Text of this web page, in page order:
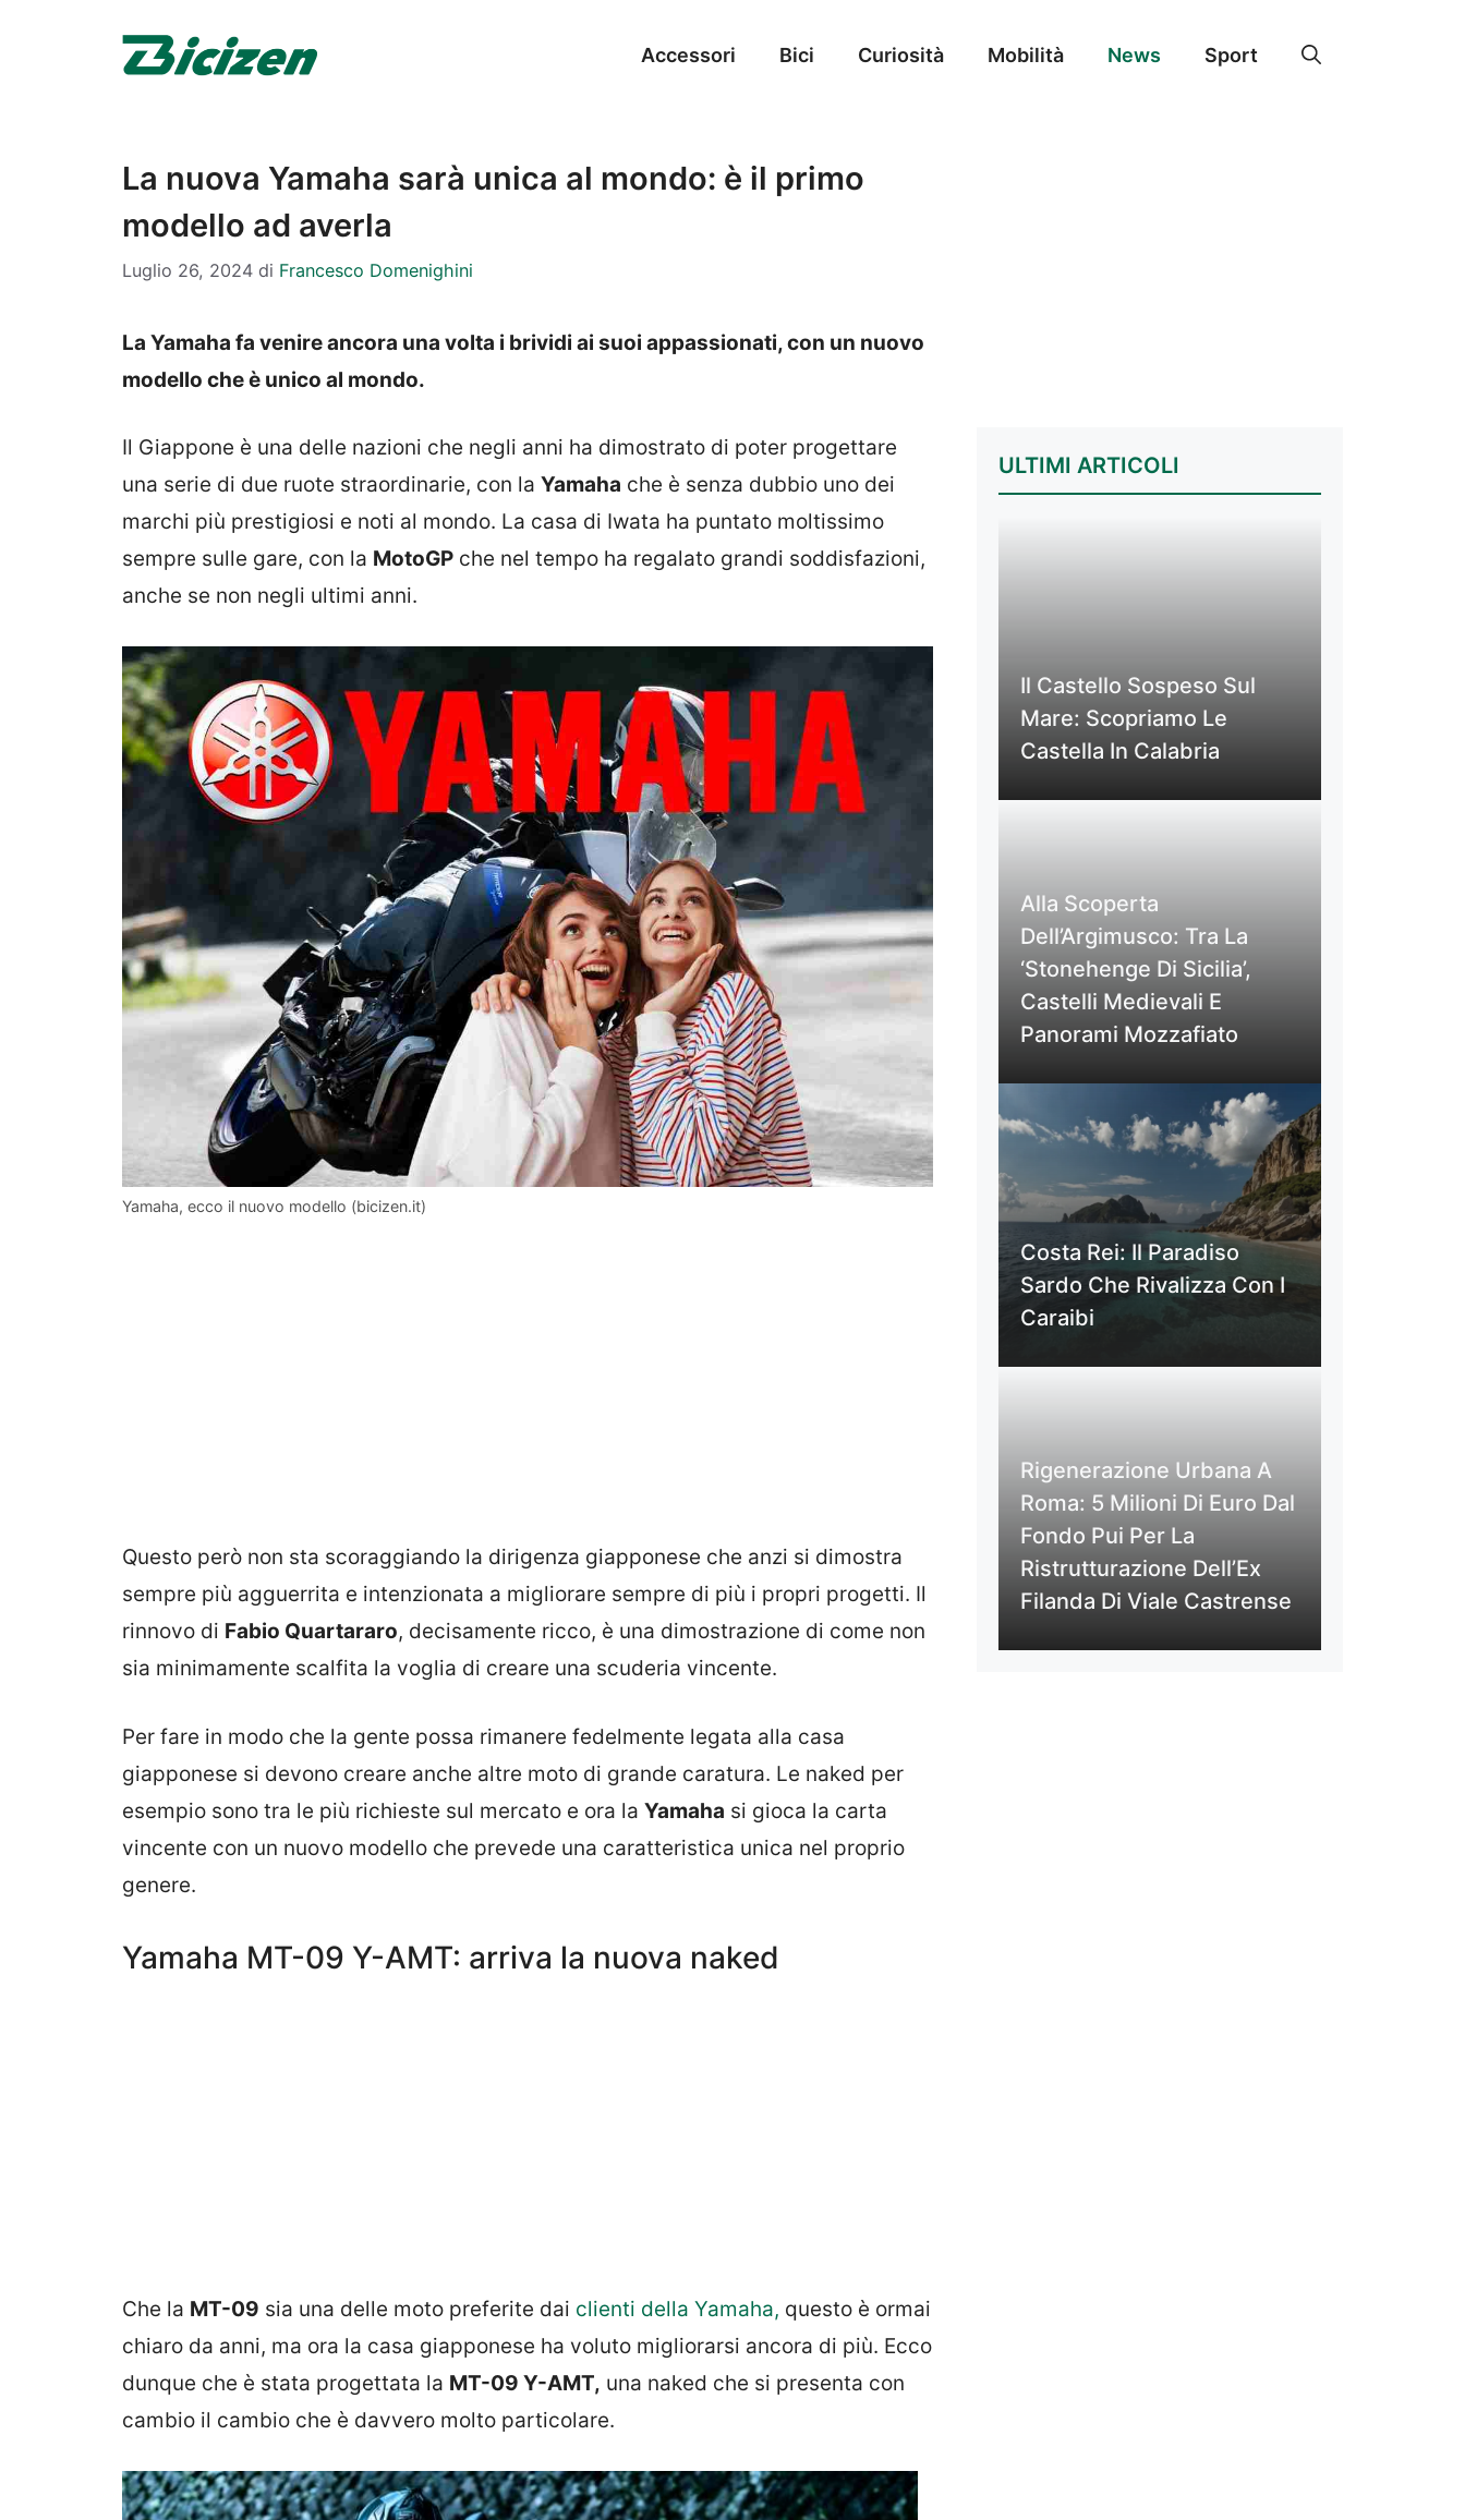
Accessori Bici Curiosità Mobilità News Sport
La nuova Yamaha sarà unica al mondo: è il primo
modello ad averla
Luglio 26, 2024 di Francesco Domenighini
La Yamaha fa venire ancora una volta i brividi ai suoi appassionati, con un nuovo
modello che è unico al mondo.
Il Giappone è una delle nazioni che negli anni ha dimostrato di poter progettare
una serie di due ruote straordinarie, con la Yamaha che è senza dubbio uno dei
marchi più prestigiosi e noti al mondo. La casa di Iwata ha puntato moltissimo
sempre sulle gare, con la MotoGP che nel tempo ha regalato grandi soddisfazioni,
anche se non negli ultimi anni.
Yamaha, ecco il nuovo modello (bicizen.it)
Questo però non sta scoraggiando la dirigenza giapponese che anzi si dimostra
sempre più agguerrita e intenzionata a migliorare sempre di più i propri progetti. Il
rinnovo di Fabio Quartararo, decisamente ricco, è una dimostrazione di come non
sia minimamente scalfita la voglia di creare una scuderia vincente.
Per fare in modo che la gente possa rimanere fedelmente legata alla casa
giapponese si devono creare anche altre moto di grande caratura. Le naked per
esempio sono tra le più richieste sul mercato e ora la Yamaha si gioca la carta
vincente con un nuovo modello che prevede una caratteristica unica nel proprio
genere.
Yamaha MT-09 Y-AMT: arriva la nuova naked
Che la MT-09 sia una delle moto preferite dai clienti della Yamaha, questo è ormai
chiaro da anni, ma ora la casa giapponese ha voluto migliorarsi ancora di più. Ecco
dunque che è stata progettata la MT-09 Y-AMT, una naked che si presenta con
cambio il cambio che è davvero molto particolare.
ULTIMI ARTICOLI
Il Castello Sospeso Sul
Mare: Scopriamo Le
Castella In Calabria
Alla Scoperta
Dell’Argimusco: Tra La
‘Stonehenge Di Sicilia’,
Castelli Medievali E
Panorami Mozzafiato
Costa Rei: Il Paradiso
Sardo Che Rivalizza Con I
Caraibi
Rigenerazione Urbana A
Roma: 5 Milioni Di Euro Dal
Fondo Pui Per La
Ristrutturazione Dell’Ex
Filanda Di Viale Castrense